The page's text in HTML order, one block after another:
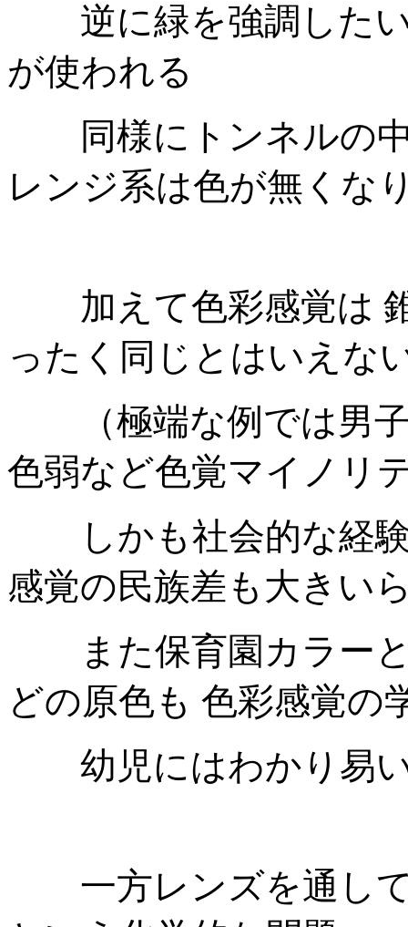
逆に緑を強調したい
が使われる
同様にトンネルの中
レンジ系は色が無くな
加えて色彩感覚は 錐
ったく同じとはいえな
（極端な例では男子
色弱など色覚マイノリ
しかも社会的な経験
感覚の民族差も大き
また保育園カラーと
どの原色も 色彩感覚の
幼児にはわかり易い
一方レンズを通して